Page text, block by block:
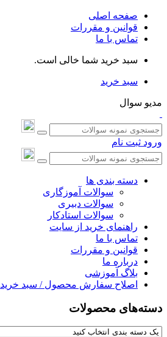
صفحه اصلی
قوانین و مقررات
تماس با ما
سبد خرید شما خالی است.
سبد خرید
مدیو سوال
ورود ثبت نام
دسته بندی ها
سوالات آموزگاری
سوالات دبیری
سوالات استادکار
راهنمای خرید از سایت
تماس با ما
قوانین و مقررات
درباره ما
بلاگ آموزشی
اصلاح سفارش محصول / سبد خرید
دسته‌های محصولات